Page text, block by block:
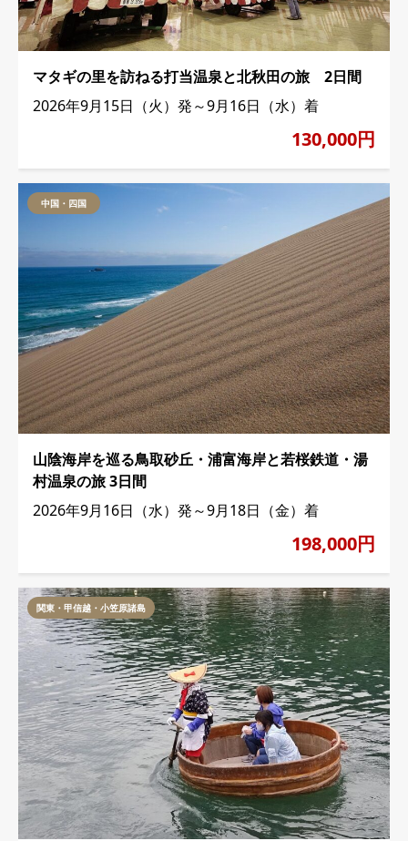
マタギの里を訪ねる打当温泉と北秋田の旅 2日間
2026年9月15日（火）発～9月16日（水）着
130,000円
中国・四国
山陰海岸を巡る鳥取砂丘・浦富海岸と若桜鉄道・湯
村温泉の旅 3日間
2026年9月16日（水）発～9月18日（金）着
198,000円
関東・甲信越・小笠原諸島